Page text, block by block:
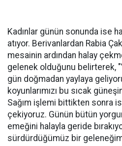
Kadınlar günün sonunda ise
atıyor. Berivanlardan Rabia
mesainin ardından halay
gelenek olduğunu belirterek,
gün doğmadan yaylaya
koyunlarımızı bu sıcak
Sağım işlemi bittikten sonra
çekiyoruz. Günün bütün
emeğini halayla geride
sürdürdüğümüz bir